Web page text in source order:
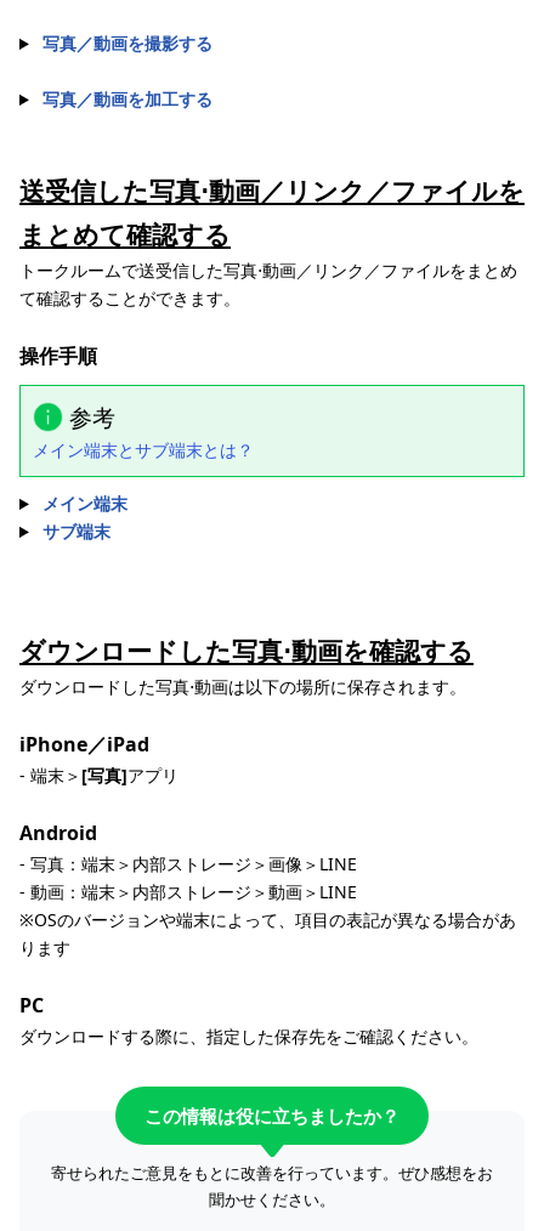
写真／動画を撮影する
写真／動画を加工する
送受信した写真⋅動画／リンク／ファイルを
まとめて確認する
トークルームで送受信した写真⋅動画／リンク／ファイルをまとめ
て確認することができます。
操作手順
参考
メイン端末とサブ端末とは？
メイン端末
サブ端末
ダウンロードした写真⋅動画を確認する
ダウンロードした写真⋅動画は以下の場所に保存されます。
iPhone／iPad
- 端末＞ [写真]アプリ
Android
- 写真：端末＞内部ストレージ＞画像＞LINE
- 動画：端末＞内部ストレージ＞動画＞LINE
※OSのバージョンや端末によって、項目の表記が異なる場合があ
ります
PC
ダウンロードする際に、指定した保存先をご確認ください。
この情報は役に立ちましたか？
寄せられたご意見をもとに改善を行っています。ぜひ感想をお
聞かせください。